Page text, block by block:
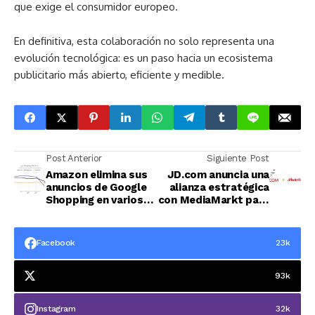
que exige el consumidor europeo.
En definitiva, esta colaboración no solo representa una
evolución tecnológica: es un paso hacia un ecosistema
publicitario más abierto, eficiente y medible.
Post Anterior
Amazon elimina sus
anuncios de Google
Shopping en varios
Siguiente Post
JD.com anuncia una
alianza estratégica
con MediaMarkt para
líder de electrónica
Facebook 23k
93k
Instagram 32k